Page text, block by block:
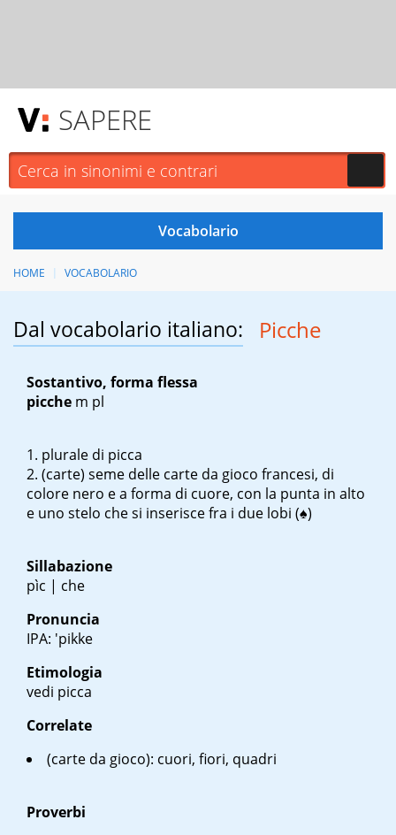
SAPERE
HOME VOCABOLARIO
Dal vocabolario italiano: Picche
Sostantivo, forma flessa
picche m pl
plurale di picca
(carte) seme delle carte da gioco francesi, di
colore nero e a forma di cuore, con la punta in alto
e uno stelo che si inserisce fra i due lobi (♠)
Sillabazione
pìc | che
Pronuncia
IPA: 'pikke
Etimologia
vedi picca
Correlate
(carte da gioco): cuori, fiori, quadri
Proverbi